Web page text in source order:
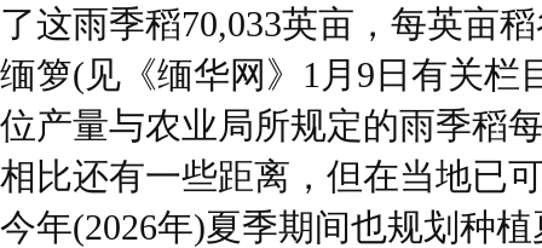
了这雨季稻70,033英亩，每英亩
缅箩(见《缅华网》1月9日有关栏
位产量与农业局所规定的雨季稻
相比还有一些距离，但在当地已
今年(2026年)夏季期间也规划种